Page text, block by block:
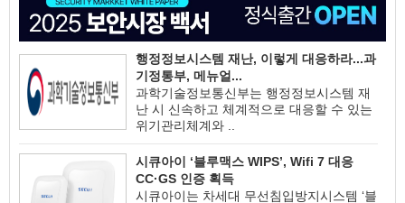
행정정보시스템 재난, 이렇게 대응하라...과
기정통부, 메뉴얼...
과학기술정보통신부는 행정정보시스템 재
난 시 신속하고 체계적으로 대응할 수 있는
위기관리체계와 ..
시큐아이 ‘블루맥스 WIPS’, Wifi 7 대응
CC·GS 인증 획득
시큐아이는 차세대 무선침입방지시스템 ‘블